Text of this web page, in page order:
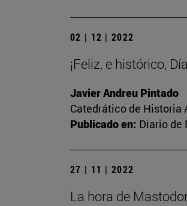
02 | 12 | 2022
¡Feliz, e histórico,
Javier Andreu Pintado
Catedrático de Historia
Publicado en: Diario de
27 | 11 | 2022
La hora de